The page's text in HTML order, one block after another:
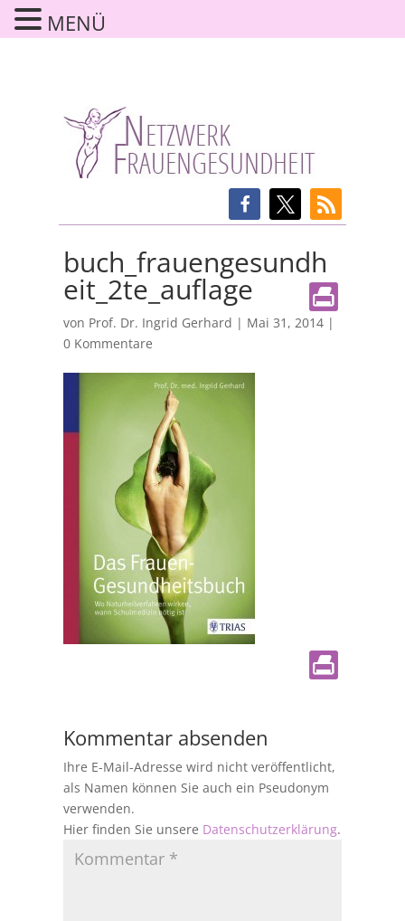
buch_frauengesundh
eit_2te_auflage
von Prof. Dr. Ingrid Gerhard | Mai 31, 2014|
0 Kommentare
Kommentar absenden
Ihre E-Mail-Adresse wird nicht veröffentlicht,
als Namen können Sie auch ein Pseudonym
verwenden.
Hier finden Sie unsere Datenschutzerklärung.
MENÜ